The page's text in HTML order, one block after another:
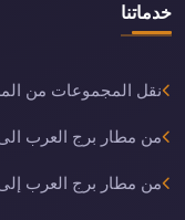
خدماتنا
نقل المجموعات من
من مطار برج العرب الى
من مطار برج العرب إلى